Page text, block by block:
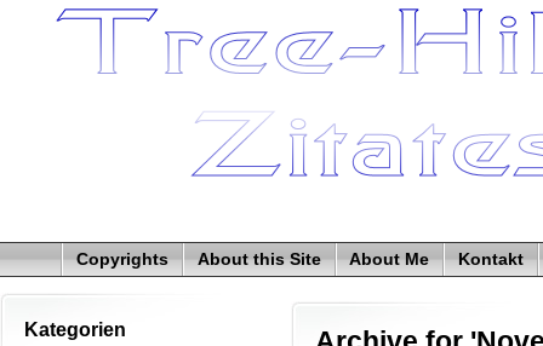
Copyrights About this Site About Me Kontakt
Kategorien